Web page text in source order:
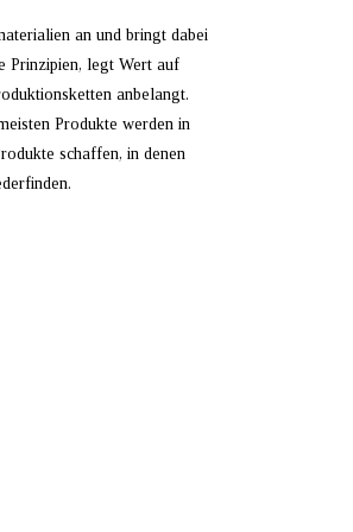
an und bringt dabei
Prinzipien, legt Wert auf
anbelangt.
Produkte werden in
schaffen, in denen